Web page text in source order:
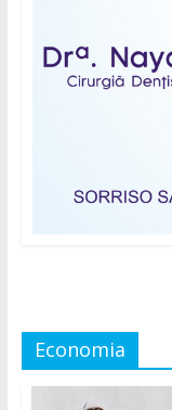
Economia